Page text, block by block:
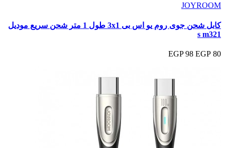
JOYROOM
كابل شحن جوى روم يو اس بى 3x1 طول 1 متر شحن سريع موديل
s m321
80 EGP
98 EGP